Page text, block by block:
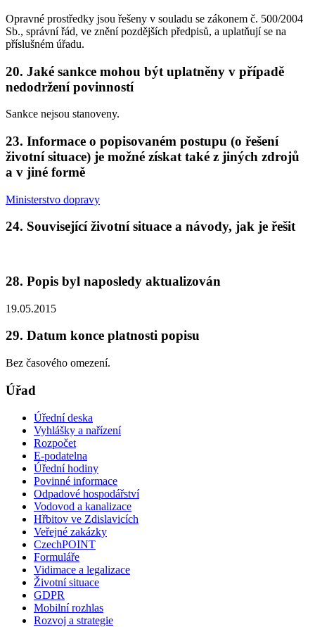
Opravné prostředky jsou řešeny v souladu se zákonem č. 500/2004
Sb., správní řád, ve znění pozdějších předpisů, a uplatňují se na
příslušném úřadu.
20. Jaké sankce mohou být uplatněny v případě
nedodržení povinností
Sankce nejsou stanoveny.
23. Informace o popisovaném postupu (o řešení
životní situace) je možné získat také z jiných zdrojů
a v jiné formě
Ministerstvo dopravy
24. Související životní situace a návody, jak je řešit
28. Popis byl naposledy aktualizován
19.05.2015
29. Datum konce platnosti popisu
Bez časového omezení.
Úřad
Úřední deska
Vyhlášky a nařízení
Rozpočet
E-podatelna
Úřední hodiny
Povinné informace
Odpadové hospodářství
Vodovod a kanalizace
Hřbitov ve Zdislavicích
Veřejné zakázky
CzechPOINT
Formuláře
Vidimace a legalizace
Životní situace
GDPR
Mobilní rozhlas
Rozvoj a strategie